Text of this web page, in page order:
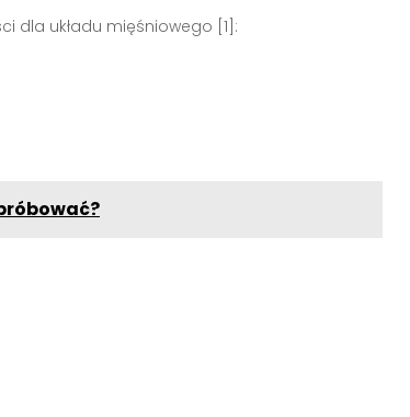
dla układu mięśniowego [1]: